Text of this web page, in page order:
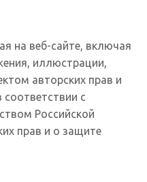
на веб-сайте, включая
иллюстрации,
авторских прав и
с
Российской
прав и о защите